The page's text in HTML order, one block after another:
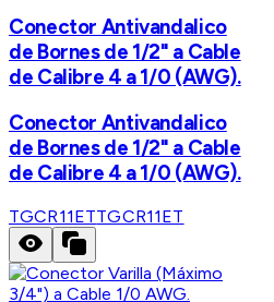
Conector Antivandalico
de Bornes de 1/2" a Cable
de Calibre 4 a 1/0 (AWG).
Conector Antivandalico
de Bornes de 1/2" a Cable
de Calibre 4 a 1/0 (AWG).
TGCR11ETTGCR11ET